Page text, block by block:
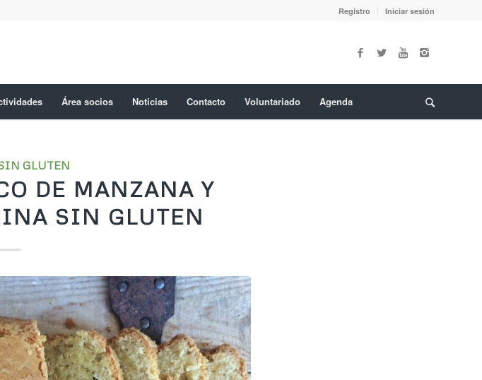
Registro Iniciar sesión
Área socios Noticias Contacto Voluntariado Agenda
GLUTEN
DE MANZANA Y
SIN GLUTEN